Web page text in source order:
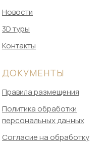
Новости
3D туры
Контакты
ДОКУМЕНТЫ
Правила размещения
Политика обработки
персональных данных
Согласие на обработку